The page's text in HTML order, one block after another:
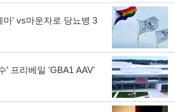
기
사
공
마' vs마운자로 당뇨병 3
’ 프리베일 'GBA1 AAV'